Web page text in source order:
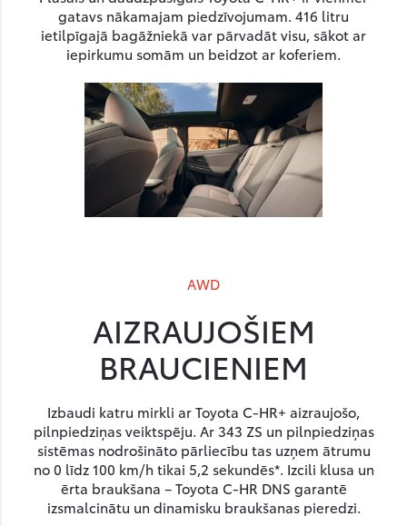
gatavs nākamajam piedzīvojumam. 416 litru
ietilpīgajā bagāžniekā var pārvadāt visu, sākot ar
iepirkumu somām un beidzot ar koferiem.
AWD
AIZRAUJOŠIEM
BRAUCIENIEM
Izbaudi katru mirkli ar Toyota C-HR+ aizraujošo,
pilnpiedziņas veiktspēju. Ar 343 ZS un pilnpiedziņas
sistēmas nodrošināto pārliecību tas uzņem ātrumu
no 0 līdz 100 km/h tikai 5,2 sekundēs*. Izcili klusa un
ērta braukšana – Toyota C-HR DNS garantē
izsmalcinātu un dinamisku braukšanas pieredzi.